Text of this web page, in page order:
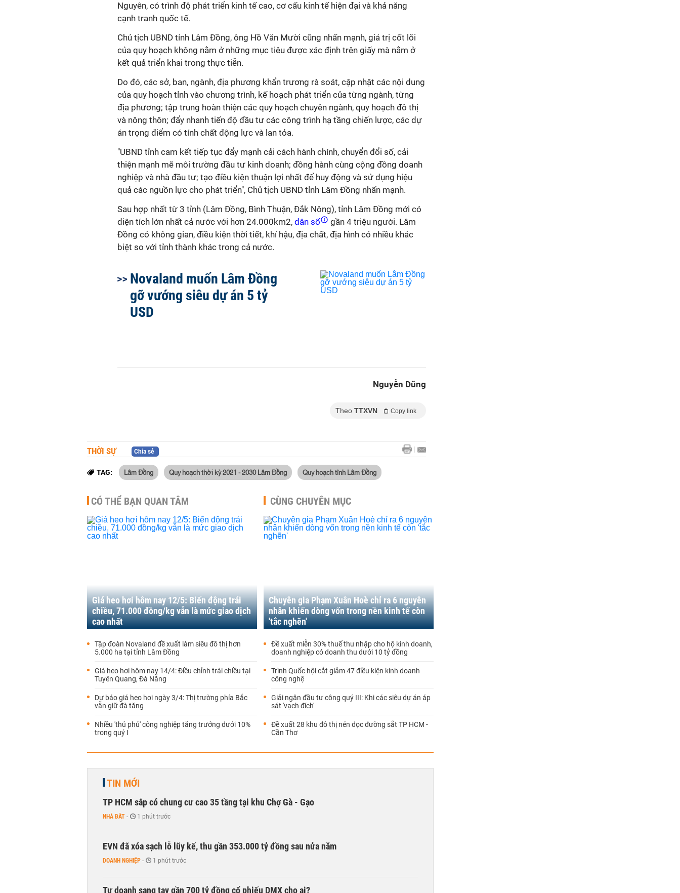
Nguyên, có trình độ phát triển kinh tế cao, cơ cấu kinh tế hiện đại và khả năng
cạnh tranh quốc tế.
Chủ tịch UBND tỉnh Lâm Đồng, ông Hồ Văn Mười cũng nhấn mạnh, giá trị cốt lõi
của quy hoạch không nằm ở những mục tiêu được xác định trên giấy mà nằm ở
kết quả triển khai trong thực tiễn.
Do đó, các sở, ban, ngành, địa phương khẩn trương rà soát, cập nhật các nội dung
của quy hoạch tỉnh vào chương trình, kế hoạch phát triển của từng ngành, từng
địa phương; tập trung hoàn thiện các quy hoạch chuyên ngành, quy hoạch đô thị
và nông thôn; đẩy nhanh tiến độ đầu tư các công trình hạ tầng chiến lược, các dự
án trọng điểm có tính chất động lực và lan tỏa.
"UBND tỉnh cam kết tiếp tục đẩy mạnh cải cách hành chính, chuyển đổi số, cải
thiện mạnh mẽ môi trường đầu tư kinh doanh; đồng hành cùng cộng đồng doanh
nghiệp và nhà đầu tư; tạo điều kiện thuận lợi nhất để huy động và sử dụng hiệu
quả các nguồn lực cho phát triển", Chủ tịch UBND tỉnh Lâm Đồng nhấn mạnh.
Sau hợp nhất từ 3 tỉnh (Lâm Đồng, Bình Thuận, Đắk Nông), tỉnh Lâm Đồng mới có
diện tích lớn nhất cả nước với hơn 24.000km2, dân số
gần 4 triệu người. Lâm
Đồng có không gian, điều kiện thời tiết, khí hậu, địa chất, địa hình có nhiều khác
biệt so với tỉnh thành khác trong cả nước.
Novaland muốn Lâm Đồng
gỡ vướng siêu dự án 5 tỷ
USD
Nguyễn Dũng
Theo TTXVN Copy link
THỜI SỰ Chia sẻ
TAG: Lâm Đồng Quy hoạch thời kỳ 2021 - 2030 Lâm Đồng Quy hoạch tỉnh Lâm Đồng
CÓ THỂ BẠN QUAN TÂM
Giá heo hơi hôm nay 12/5: Biến động trái
chiều, 71.000 đồng/kg vẫn là mức giao dịch
cao nhất
Tập đoàn Novaland đề xuất làm siêu đô thị hơn
5.000 ha tại tỉnh Lâm Đồng
Giá heo hơi hôm nay 14/4: Điều chỉnh trái chiều tại
Tuyên Quang, Đà Nẵng
Dự báo giá heo hơi ngày 3/4: Thị trường phía Bắc
vẫn giữ đà tăng
Nhiều 'thủ phủ' công nghiệp tăng trưởng dưới 10%
trong quý I
CÙNG CHUYÊN MỤC
Chuyên gia Phạm Xuân Hoè chỉ ra 6 nguyên
nhân khiến dòng vốn trong nền kinh tế còn
'tắc nghẽn'
Đề xuất miễn 30% thuế thu nhập cho hộ kinh doanh,
doanh nghiệp có doanh thu dưới 10 tỷ đồng
Trình Quốc hội cắt giảm 47 điều kiện kinh doanh
công nghệ
Giải ngân đầu tư công quý III: Khi các siêu dự án áp
sát 'vạch đích'
Đề xuất 28 khu đô thị nén dọc đường sắt TP HCM -
Cần Thơ
TIN MỚI
TP HCM sắp có chung cư cao 35 tầng tại khu Chợ Gà - Gạo
NHÀ ĐẤT - 1 phút trước
EVN đã xóa sạch lỗ lũy kế, thu gần 353.000 tỷ đồng sau nửa năm
DOANH NGHIỆP - 1 phút trước
Tự doanh sang tay gần 700 tỷ đồng cổ phiếu DMX cho ai?